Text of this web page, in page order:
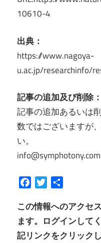
10610-4
出典：
https://www.nagoya-
u.ac.jp/researchinfo/
記事の追加及び削除：
記事の追加あるいは
数ではございますが
い。
info@symphotony.com
FacebookTwitter
この情報へのアクセ
ます。ログインして
記リンクをクリック